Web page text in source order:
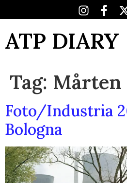
ATP DIARY
Tag: Mårten
Foto/Industria
Bologna